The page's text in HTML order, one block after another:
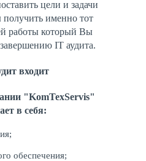
цели и задачи
именно тот
работы который Вы
IT аудита.
входит
"KomTexServis"
в себя:
обеспечения;